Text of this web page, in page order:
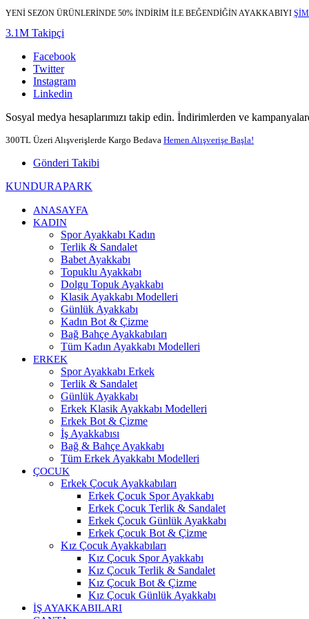
YENİ SEZON ÜRÜNLERİNDE 50% İNDİRİM İLE BEĞENDİĞİN AYAKKABIYI
3.1M Takipçi
Facebook
Twitter
Instagram
Linkedin
Sosyal medya hesaplarımızı takip edin. İndirimlerden ve
300TL Üzeri Alışverişlerde Kargo Bedava Hemen Alışverişe Başla!
Gönderi Takibi
KUNDURAPARK
ANASAYFA
KADIN
Spor Ayakkabı Kadın
Terlik & Sandalet
Babet Ayakkabı
Topuklu Ayakkabı
Dolgu Topuk Ayakkabı
Klasik Ayakkabı Modelleri
Günlük Ayakkabı
Kadın Bot & Çizme
Bağ Bahçe Ayakkabıları
Tüm Kadın Ayakkabı Modelleri
ERKEK
Spor Ayakkabı Erkek
Terlik & Sandalet
Günlük Ayakkabı
Erkek Klasik Ayakkabı Modelleri
Erkek Bot & Çizme
İş Ayakkabısı
Bağ & Bahçe Ayakkabı
Tüm Erkek Ayakkabı Modelleri
ÇOCUK
Erkek Çocuk Ayakkabıları
Erkek Çocuk Spor Ayakkabı
Erkek Çocuk Terlik & Sandalet
Erkek Çocuk Günlük Ayakkabı
Erkek Çocuk Bot & Çizme
Kız Çocuk Ayakkabıları
Kız Çocuk Spor Ayakkabı
Kız Çocuk Terlik & Sandalet
Kız Çocuk Bot & Çizme
Kız Çocuk Günlük Ayakkabı
İŞ AYAKKABILARI